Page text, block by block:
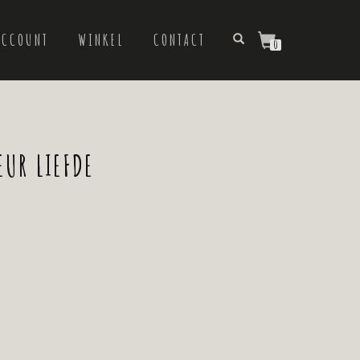
WINKEL CONTACT 0
LIEFDE